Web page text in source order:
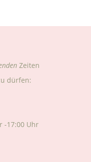
Zeiten
dürfen:
-17:00 Uhr